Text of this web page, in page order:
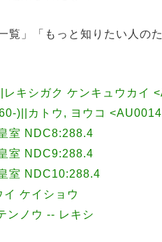
覧」「もっと知りたい人の
レキシガク ケンキュウカイ
)||カトウ, ヨウコ
室 NDC8:288.4
室 NDC9:288.4
室 NDC10:288.4
ケイショウ
ンノウ -- レキシ